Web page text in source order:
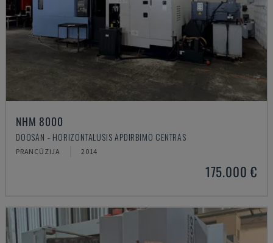
NHM 8000
DOOSAN - HORIZONTALUSIS APDIRBIMO CENTRAS
PRANCŪZIJA 2014
175.000 €